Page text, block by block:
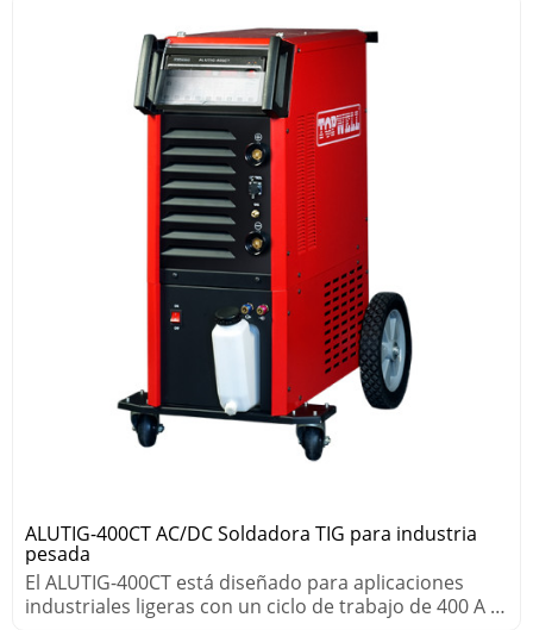
ALUTIG-400CT AC/DC Soldadora TIG para industria
pesada
El ALUTIG-400CT está diseñado para aplicaciones
industriales ligeras con un ciclo de trabajo de 400 A al